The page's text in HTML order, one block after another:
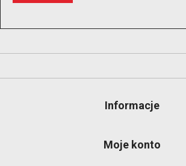
Informacje
Moje konto